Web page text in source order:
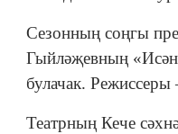
Сезонның соңгы
Гыйләҗевның
булачак. Режиссеры
Театрның Кече